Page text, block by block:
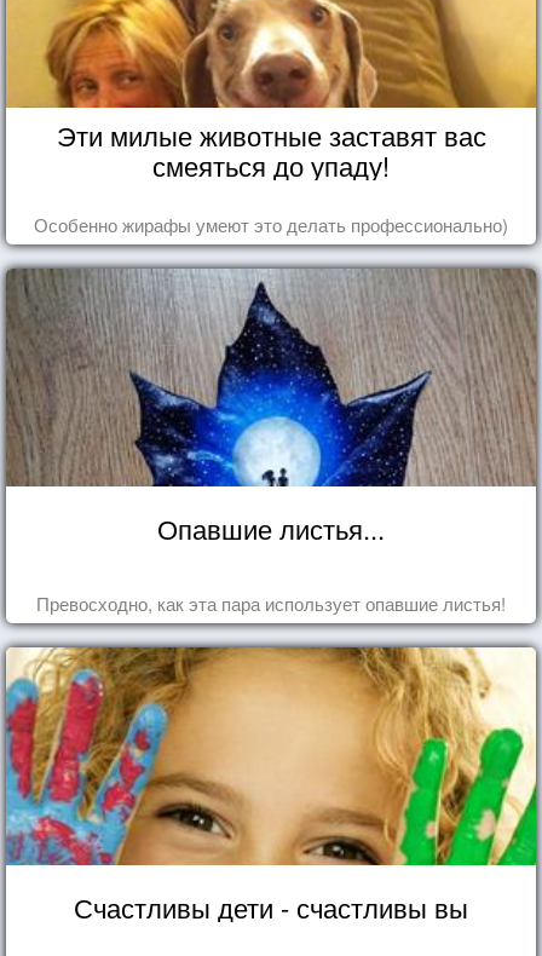
Эти милые животные заставят вас
смеяться до упаду!
Особенно жирафы умеют это делать профессионально)
Опавшие листья...
Превосходно, как эта пара использует опавшие листья!
Счастливы дети - счастливы вы